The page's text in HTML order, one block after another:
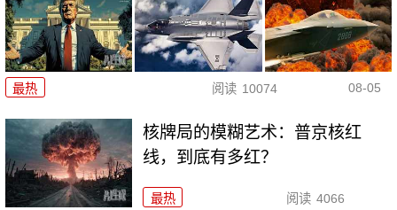
最热 阅读 10074 08-05
核牌局的模糊艺术：普京核红
线，到底有多红？
最热 阅读 4066